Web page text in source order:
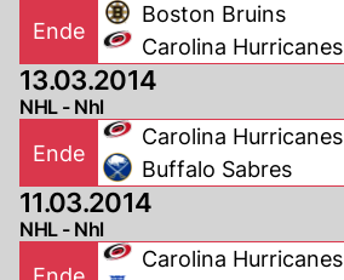
Ende
Boston Bruins
Carolina Hurricanes
13.03.2014
NHL - Nhl
Ende
Carolina Hurricanes
Buffalo Sabres
11.03.2014
NHL - Nhl
Carolina Hurricanes